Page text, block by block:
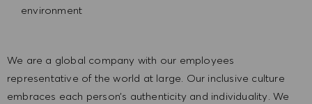
environment
We are a global company with our employees
representative of the world at large. Our inclusive culture
embraces each person’s authenticity and individuality. We